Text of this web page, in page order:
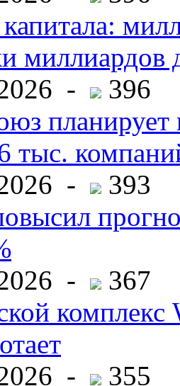
миллиардов
-
396
планирует
тыс.
-
393
-
367
комплекс
-
355